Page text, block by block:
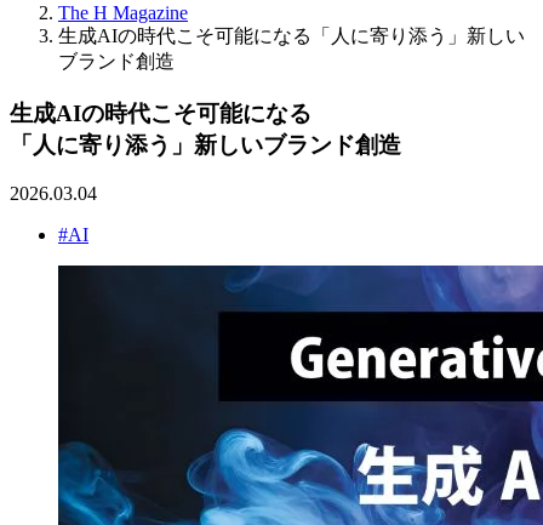
The H Magazine
生成AIの時代こそ可能になる「人に寄り添う」新しい
ブランド創造
生成AIの時代こそ可能になる
「人に寄り添う」新しいブランド創造
2026.03.04
#AI